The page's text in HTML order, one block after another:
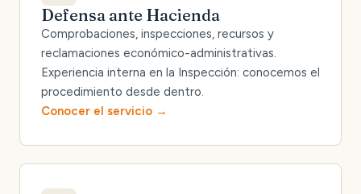
Defensa ante Hacienda
Comprobaciones, inspecciones, recursos y
reclamaciones económico-administrativas.
Experiencia interna en la Inspección: conocemos el
procedimiento desde dentro.
Conocer el servicio